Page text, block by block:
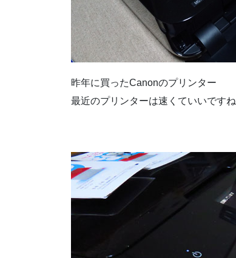
昨年に買ったCanonのプリンター
最近のプリンターは速くていいですね